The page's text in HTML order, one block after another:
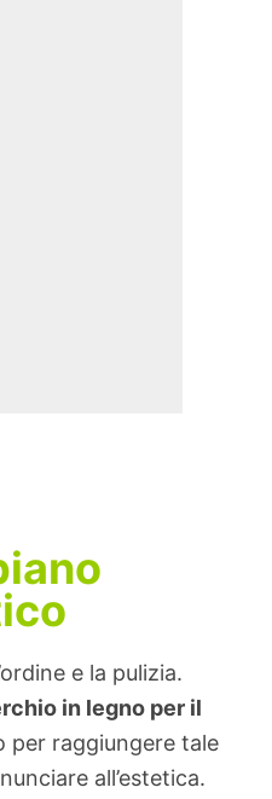
e la pulizia.
in legno per il
per raggiungere tale
all’estetica.